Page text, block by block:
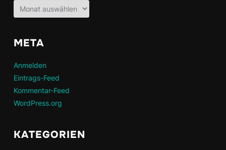
Archiv
META
Anmelden
Eintrags-Feed
Kommentar-Feed
WordPress.org
KATEGORIEN